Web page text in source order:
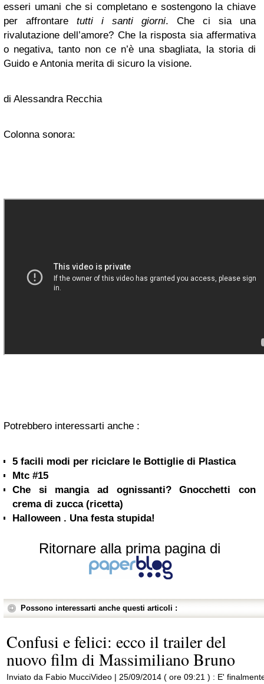
esseri umani che si completano e sostengono la chiave
per affrontare tutti i santi giorni. Che ci sia una
rivalutazione dell’amore? Che la risposta sia affermativa
o negativa, tanto non ce n’è una sbagliata, la storia di
Guido e Antonia merita di sicuro la visione.
di Alessandra Recchia
Colonna sonora:
Potrebbero interessarti anche :
5 facili modi per riciclare le Bottiglie di Plastica
Mtc #15
Che si mangia ad ognissanti? Gnocchetti con
crema di zucca (ricetta)
Halloween . Una festa stupida!
Ritornare alla prima pagina di
Possono interessarti anche questi articoli :
Confusi e felici: ecco il trailer del
nuovo film di Massimiliano Bruno
Inviato da Fabio MucciVideo | 25/09/2014 ( ore 09:21 ) : E'